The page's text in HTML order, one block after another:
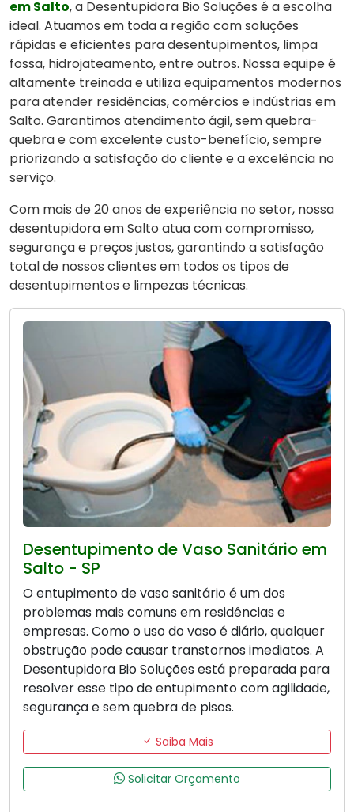
em Salto, a Desentupidora Bio Soluções é a escolha
ideal. Atuamos em toda a região com soluções
rápidas e eficientes para desentupimentos, limpa
fossa, hidrojateamento, entre outros. Nossa equipe é
altamente treinada e utiliza equipamentos modernos
para atender residências, comércios e indústrias em
Salto. Garantimos atendimento ágil, sem quebra-
quebra e com excelente custo-benefício, sempre
priorizando a satisfação do cliente e a excelência no
serviço.
Com mais de 20 anos de experiência no setor, nossa
desentupidora em Salto atua com compromisso,
segurança e preços justos, garantindo a satisfação
total de nossos clientes em todos os tipos de
desentupimentos e limpezas técnicas.
Desentupimento de Vaso Sanitário em
Salto - SP
O entupimento de vaso sanitário é um dos
problemas mais comuns em residências e
empresas. Como o uso do vaso é diário, qualquer
obstrução pode causar transtornos imediatos. A
Desentupidora Bio Soluções está preparada para
resolver esse tipo de entupimento com agilidade,
segurança e sem quebra de pisos.
Saiba Mais
Solicitar Orçamento